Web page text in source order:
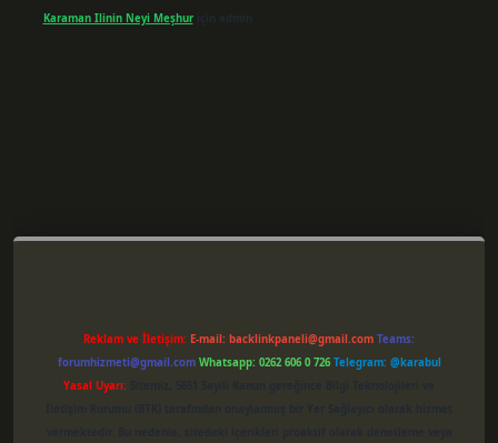
Karaman Ilinin Neyi Meşhuriçin admin
Reklam ve İletişim: E-mail: backlinkpaneli@gmail.com Teams:
forumhizmeti@gmail.com Whatsapp: 0262 606 0 726 Telegram: @karabul
Yasal Uyarı: